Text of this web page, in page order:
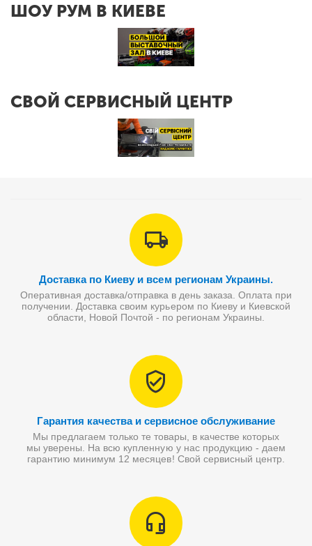
ШОУ РУМ В КИЕВЕ
СВОЙ СЕРВИСНЫЙ ЦЕНТР
Доставка по Киеву и всем регионам Украины.
Оперативная доставка/отправка в день заказа. Оплата при
получении. Доставка своим курьером по Киеву и Киевской
области, Новой Почтой - по регионам Украины.
Гарантия качества и сервисное обслуживание
Мы предлагаем только те товары, в качестве которых
мы уверены. На всю купленную у нас продукцию - даем
гарантию минимум 12 месяцев! Свой сервисный центр.